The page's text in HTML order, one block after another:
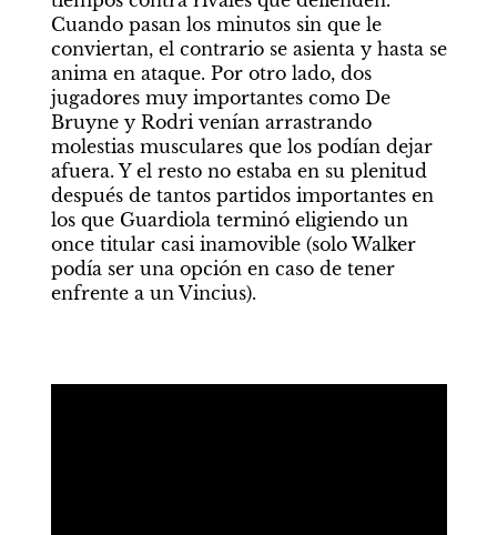
Cuando pasan los minutos sin que le
conviertan, el contrario se asienta y hasta se
anima en ataque. Por otro lado, dos
jugadores muy importantes como De
Bruyne y Rodri venían arrastrando
molestias musculares que los podían dejar
afuera. Y el resto no estaba en su plenitud
después de tantos partidos importantes en
los que Guardiola terminó eligiendo un
once titular casi inamovible (solo Walker
podía ser una opción en caso de tener
enfrente a un Vincius).